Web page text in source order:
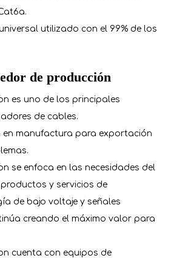
utilizado con el 99% de los
de producción
es uno de los principales
de cables.
en manufactura para exportación
se enfoca en las necesidades del
y servicios de
de bajo voltaje y señales
creando el máximo valor para
cuenta con equipos de